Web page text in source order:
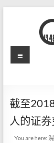
滉
富
控
股
Menu
截至
人的证
You are here: